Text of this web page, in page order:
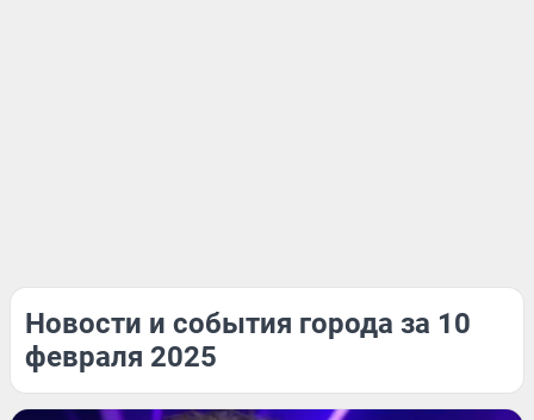
Новости и события города за 10
февраля 2025